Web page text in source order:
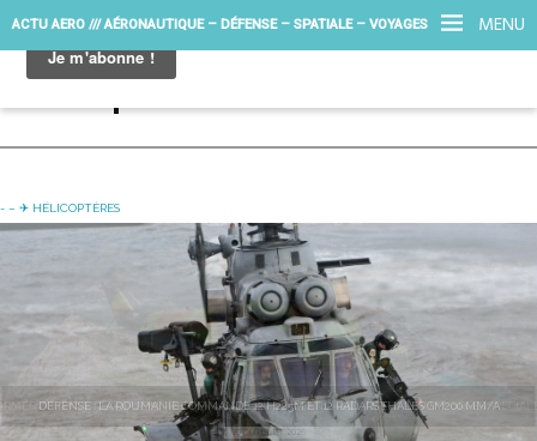
MENU
ACTU AERO /// AÉRONAUTIQUE – DÉFENSE – SPATIALE – VOYAGES
Hélicoptère
- – ✈︎ HÉLICOPTÈRES
20 JUILLET 2026
DÉFENSE : LA ROUMANIE COMMANDE 12 H225M ET 12 RADARS THALES GM200 MM/A